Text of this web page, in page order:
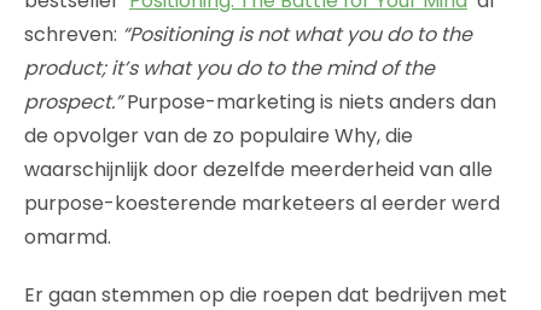
schreven: “Positioning is not what you do to the
product; it’s what you do to the mind of the
prospect.”Purpose-marketing is niets anders dan
de opvolger van de zo populaire Why, die
waarschijnlijk door dezelfde meerderheid van alle
purpose-koesterende marketeers al eerder werd
omarmd.
Er gaan stemmen op die roepen dat bedrijven met